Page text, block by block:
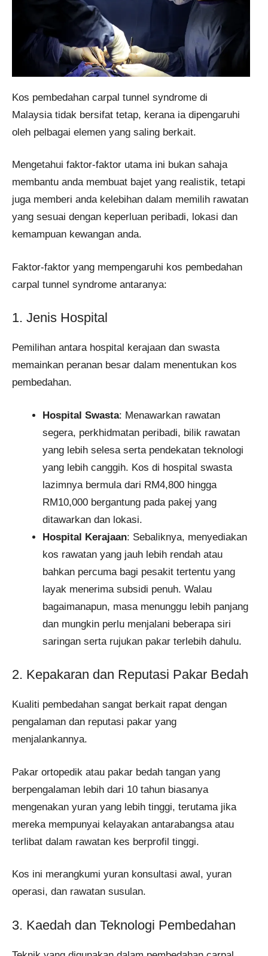
Kos pembedahan carpal tunnel syndrome di
Malaysia tidak bersifat tetap, kerana ia dipengaruhi
oleh pelbagai elemen yang saling berkait.
Mengetahui faktor-faktor utama ini bukan sahaja
membantu anda membuat bajet yang realistik, tetapi
juga memberi anda kelebihan dalam memilih rawatan
yang sesuai dengan keperluan peribadi, lokasi dan
kemampuan kewangan anda.
Faktor-faktor yang mempengaruhi kos pembedahan
carpal tunnel syndrome antaranya:
1. Jenis Hospital
Pemilihan antara hospital kerajaan dan swasta
memainkan peranan besar dalam menentukan kos
pembedahan.
Hospital Swasta: Menawarkan rawatan
segera, perkhidmatan peribadi, bilik rawatan
yang lebih selesa serta pendekatan teknologi
yang lebih canggih. Kos di hospital swasta
lazimnya bermula dari RM4,800 hingga
RM10,000 bergantung pada pakej yang
ditawarkan dan lokasi.
Hospital Kerajaan: Sebaliknya, menyediakan
kos rawatan yang jauh lebih rendah atau
bahkan percuma bagi pesakit tertentu yang
layak menerima subsidi penuh. Walau
bagaimanapun, masa menunggu lebih panjang
dan mungkin perlu menjalani beberapa siri
saringan serta rujukan pakar terlebih dahulu.
2. Kepakaran dan Reputasi Pakar Bedah
Kualiti pembedahan sangat berkait rapat dengan
pengalaman dan reputasi pakar yang
menjalankannya.
Pakar ortopedik atau pakar bedah tangan yang
berpengalaman lebih dari 10 tahun biasanya
mengenakan yuran yang lebih tinggi, terutama jika
mereka mempunyai kelayakan antarabangsa atau
terlibat dalam rawatan kes berprofil tinggi.
Kos ini merangkumi yuran konsultasi awal, yuran
operasi, dan rawatan susulan.
3. Kaedah dan Teknologi Pembedahan